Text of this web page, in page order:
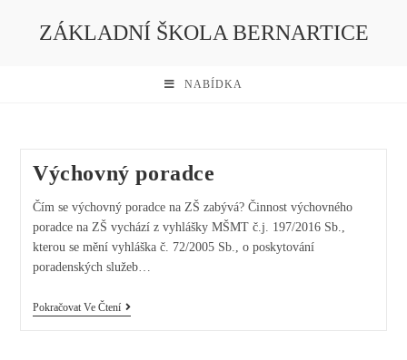
ZÁKLADNÍ ŠKOLA BERNARTICE
NABÍDKA
Výchovný poradce
Čím se výchovný poradce na ZŠ zabývá? Činnost výchovného
poradce na ZŠ vychází z vyhlášky MŠMT č.j. 197/2016 Sb.,
kterou se mění vyhláška č. 72/2005 Sb., o poskytování
poradenských služeb…
Pokračovat Ve Čtení